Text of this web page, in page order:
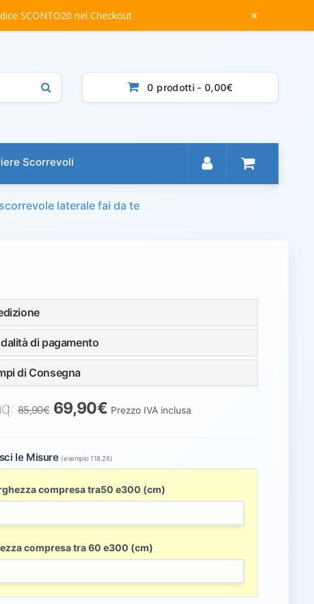
SCONTO20 nel Checkout ×
0 prodotti - 0,00€
Scorrevoli
laterale fai da te
di pagamento
di Consegna
85,90€ 69,90€ Prezzo IVA inclusa
le Misure (esempio 118.26)
compresa tra50 e300 (cm)
compresa tra 60 e300 (cm)